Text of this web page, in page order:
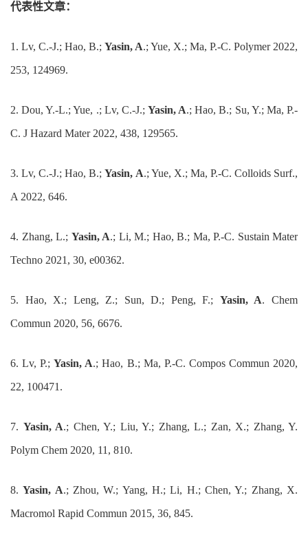
代表性文章：
1. Lv, C.-J.; Hao, B.; Yasin, A.; Yue, X.; Ma, P.-C. Polymer 2022,
253, 124969.
2.Dou, Y.-L.; Yue, .; Lv, C.-J.;Yasin, A.; Hao, B.; Su, Y.; Ma, P.-
C. J Hazard Mater 2022, 438, 129565.
3.Lv, C.-J.; Hao, B.;Yasin, A.; Yue, X.; Ma, P.-C. Colloids Surf.,
A 2022, 646.
4. Zhang, L.; Yasin, A.; Li, M.; Hao, B.; Ma, P.-C. Sustain Mater
Techno 2021, 30, e00362.
5. Hao, X.; Leng, Z.; Sun, D.; Peng, F.; Yasin, A. Chem
Commun 2020, 56, 6676.
6.Lv, P.;Yasin, A.; Hao, B.; Ma, P.-C. Compos Commun 2020,
22, 100471.
7. Yasin, A.; Chen, Y.; Liu, Y.; Zhang, L.; Zan, X.; Zhang, Y.
Polym Chem 2020, 11, 810.
8.Yasin, A.; Zhou, W.; Yang, H.; Li, H.; Chen, Y.; Zhang, X.
Macromol Rapid Commun 2015, 36, 845.